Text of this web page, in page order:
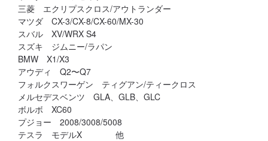
三菱　エクリプスクロス/アウトランダー
マツダ　CX-3/CX-8/CX-60/MX-30
スバル　XV/WRX S4
スズキ　ジムニー/ラパン
BMW　X1/X3
アウディ　Q2〜Q7
フォルクスワーゲン　ティグアン/ティークロス
メルセデスベンツ　GLA、GLB、GLC
ボルボ　XC60
プジョー　2008/3008/5008
テスラ　モデルX　　　　他